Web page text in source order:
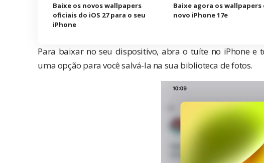
Baixe os novos wallpapers
oficiais do iOS 27 para o seu
iPhone
Baixe agora os wallpapers
novo iPhone 17e
Para baixar no seu dispositivo, abra o tuíteno iPhone e
uma opção para você salvá-la na sua biblioteca de fotos.